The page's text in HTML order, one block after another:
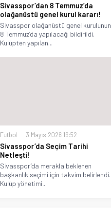
Sivasspor’dan 8 Temmuz’da
olağanüstü genel kurul kararı!
Sivasspor olağanüstü genel kurulunun
8 Temmuz’da yapılacağı bildirildi.
Kulüpten yapılan...
Futbol 3 Mayıs 2026 19:52
Sivasspor’da Seçim Tarihi
Netleşti!
Sivasspor’da merakla beklenen
başkanlık seçimi için takvim belirlendi.
Kulüp yönetimi...